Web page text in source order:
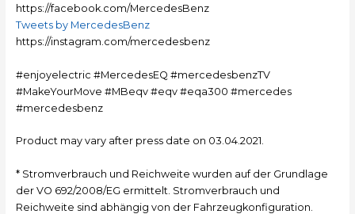
https://facebook.com/MercedesBenz
Tweets by MercedesBenz
https://instagram.com/mercedesbenz
#enjoyelectric #MercedesEQ #mercedesbenzTV
#MakeYourMove #MBeqv #eqv #eqa300 #mercedes
#mercedesbenz
Product may vary after press date on 03.04.2021.
* Stromverbrauch und Reichweite wurden auf der Grundlage
der VO 692/2008/EG ermittelt. Stromverbrauch und
Reichweite sind abhängig von der Fahrzeugkonfiguration.